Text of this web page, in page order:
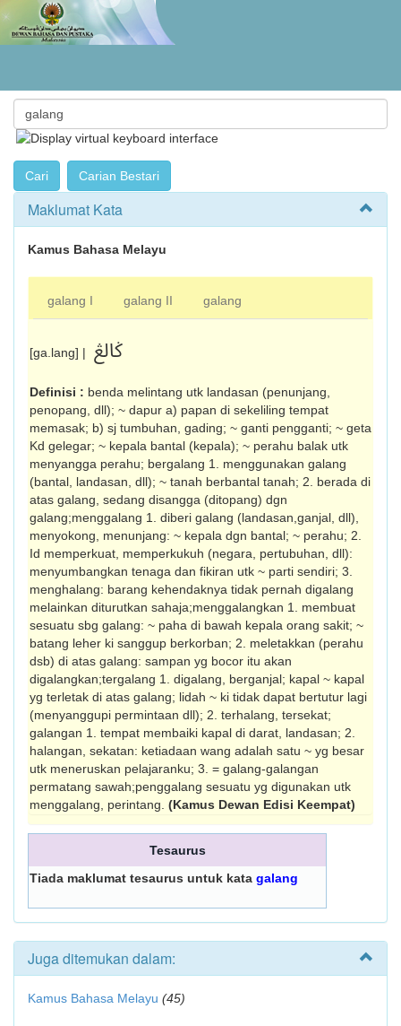
Maklumat Kata
Kamus Bahasa Melayu
galang I galang II galang
[ga.lang] | ݢالڠ
Definisi : benda melintang utk landasan (penunjang,
penopang, dll); ~ dapur a) papan di sekeliling tempat
memasak; b) sj tumbuhan, gading; ~ ganti pengganti; ~ geta
Kd gelegar; ~ kepala bantal (kepala); ~ perahu balak utk
menyangga perahu; bergalang 1. menggunakan galang
(bantal, landasan, dll); ~ tanah berbantal tanah; 2. berada di
atas galang, sedang disangga (ditopang) dgn
galang;menggalang 1. diberi galang (landasan,ganjal, dll),
menyokong, menunjang: ~ kepala dgn bantal; ~ perahu; 2.
Id memperkuat, memperkukuh (negara, pertubuhan, dll):
menyumbangkan tenaga dan fikiran utk ~ parti sendiri; 3.
menghalang: barang kehendaknya tidak pernah digalang
melainkan diturutkan sahaja;menggalangkan 1. membuat
sesuatu sbg galang: ~ paha di bawah kepala orang sakit; ~
batang leher ki sanggup berkorban; 2. meletakkan (perahu
dsb) di atas galang: sampan yg bocor itu akan
digalangkan;tergalang 1. digalang, berganjal; kapal ~ kapal
yg terletak di atas galang; lidah ~ ki tidak dapat bertutur lagi
(menyanggupi permintaan dll); 2. terhalang, tersekat;
galangan 1. tempat membaiki kapal di darat, landasan; 2.
halangan, sekatan: ketiadaan wang adalah satu ~ yg besar
utk meneruskan pelajaranku; 3. = galang-galangan
permatang sawah;penggalang sesuatu yg digunakan utk
menggalang, perintang. (Kamus Dewan Edisi Keempat)
Tesaurus
Tiada maklumat tesaurus untuk kata galang
Juga ditemukan dalam:
Kamus Bahasa Melayu (45)